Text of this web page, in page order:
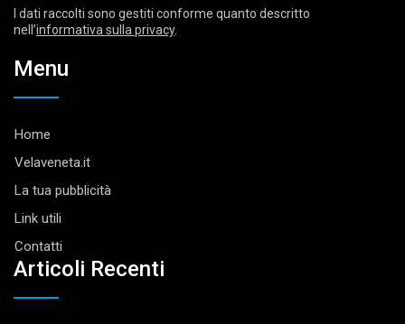
I dati raccolti sono gestiti conforme quanto descritto
nell’informativa sulla privacy.
Menu
Home
Velaveneta.it
La tua pubblicità
Link utili
Contatti
Articoli Recenti